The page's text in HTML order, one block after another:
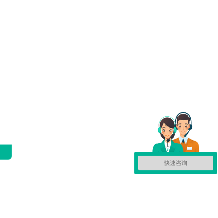
快速咨询